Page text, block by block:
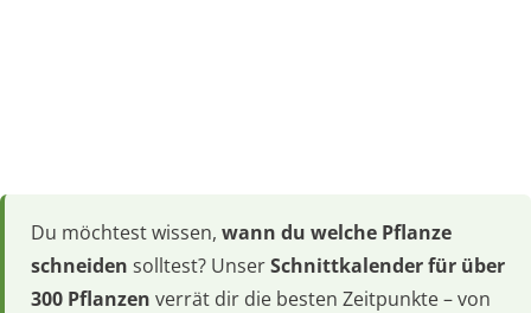
Du möchtest wissen, wann du welche Pflanze
schneiden solltest? UnserSchnittkalender für über
300 Pflanzen verrät dir die besten Zeitpunkte – von